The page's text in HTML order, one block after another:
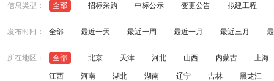
询价采购
信息类型： 全部 招标采购 中标公示 变更公告 拟建工程
发布时间： 全部 最近一天 最近一周 最近一月 最近三月
所在地区： 全部 北京 天津 河北 山西 内蒙古 上海
江西 河南 湖北 湖南 辽宁 吉林 黑龙江